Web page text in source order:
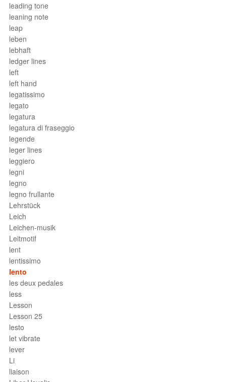
leading tone
leaning note
leap
leben
lebhaft
ledger lines
left
left hand
legatissimo
legato
legatura
legatura di fraseggio
legende
leger lines
leggiero
legni
legno
legno frullante
Lehrstück
Leich
Leichen-musik
Leitmotif
lent
lentissimo
lento
les deux pedales
less
Lesson
Lesson 25
lesto
let vibrate
lever
Li
liaison